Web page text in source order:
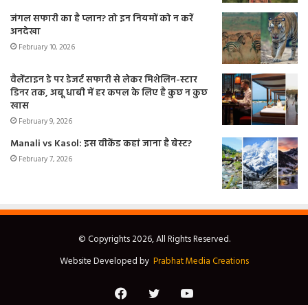
जंगल सफारी का है प्लान? तो इन नियमों को न करें
अनदेखा
February 10, 2026
वैलेंटाइन डे पर डेजर्ट सफारी से लेकर मिशेलिन-स्टार
डिनर तक, अबू धाबी में हर कपल के लिए है कुछ न कुछ
खास
February 9, 2026
Manali vs Kasol: इस वीकेंड कहां जाना है बेस्ट?
February 7, 2026
© Copyrights 2026, All Rights Reserved.
Website Developed by Prabhat Media Creations
FacebookTwitterYouTube